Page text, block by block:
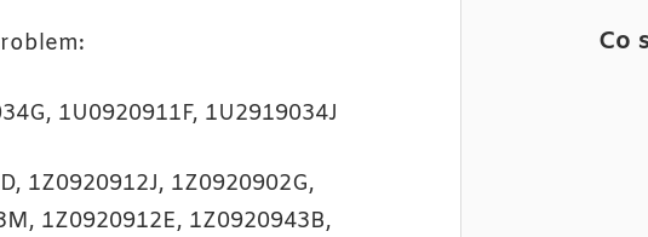
1U0920911F, 1U2919034J
1Z0920912J, 1Z0920902G,
1Z0920912E, 1Z0920943B,
Co